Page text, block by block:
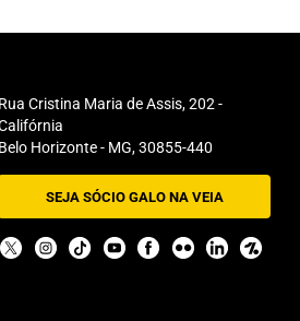
Rua Cristina Maria de Assis, 202 -
Belo Horizonte - MG, 30855-440
SEJA SÓCIO GALO NA VEIA